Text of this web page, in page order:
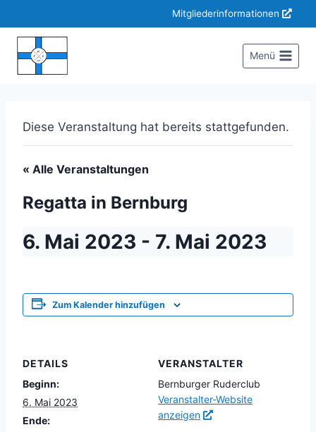
Inhalt
springen
Mitgliederinformationen
Menü
Diese Veranstaltung hat bereits stattgefunden.
« Alle Veranstaltungen
Regatta in Bernburg
6. Mai 2023 - 7. Mai 2023
Zum Kalender hinzufügen
DETAILS
Beginn:
6. Mai 2023
Ende:
VERANSTALTER
Bernburger Ruderclub
Veranstalter-Website
anzeigen